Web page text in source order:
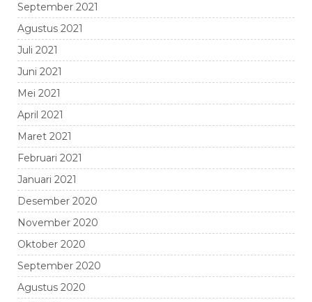
September 2021
Agustus 2021
Juli 2021
Juni 2021
Mei 2021
April 2021
Maret 2021
Februari 2021
Januari 2021
Desember 2020
November 2020
Oktober 2020
September 2020
Agustus 2020